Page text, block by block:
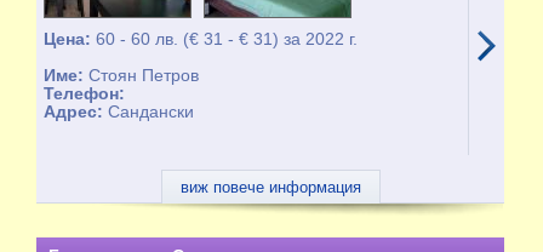
Цена:60 - 60 лв. (€ 31 - € 31) за 2022 г.
Име:Стоян Петров
Телефон:
Адрес:Сандански
виж повече информация